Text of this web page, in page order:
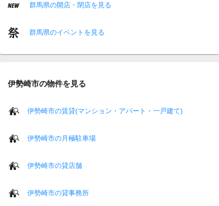
群馬県の開店・閉店を見る
群馬県のイベントを見る
伊勢崎市の物件を見る
伊勢崎市の賃貸(マンション・アパート・一戸建て)
伊勢崎市の月極駐車場
伊勢崎市の貸店舗
伊勢崎市の貸事務所